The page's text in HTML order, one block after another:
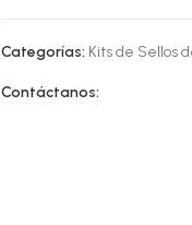
Categorías: Kits de Sellos
Contáctanos: